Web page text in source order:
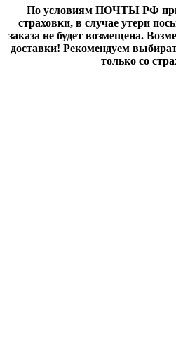
По условиям ПОЧТЫ РФ при
страховки, в случае утери
заказа не будет возмещена.
доставки! Рекомендуем
только со